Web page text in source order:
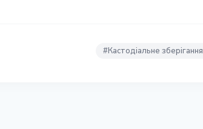
#Кастодіальне зберігання